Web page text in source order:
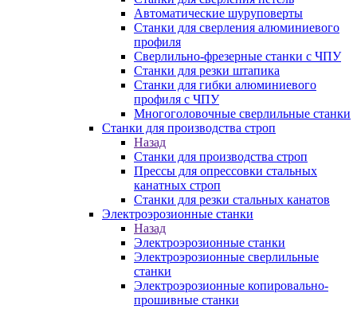
Автоматические шуруповерты
Станки для сверления алюминиевого
профиля
Сверлильно-фрезерные станки с ЧПУ
Станки для резки штапика
Станки для гибки алюминиевого
профиля с ЧПУ
Многоголовочные сверлильные станки
Станки для производства строп
Назад
Станки для производства строп
Прессы для опрессовки стальных
канатных строп
Станки для резки стальных канатов
Электроэрозионные станки
Назад
Электроэрозионные станки
Электроэрозионные сверлильные
станки
Электроэрозионные копировально-
прошивные станки